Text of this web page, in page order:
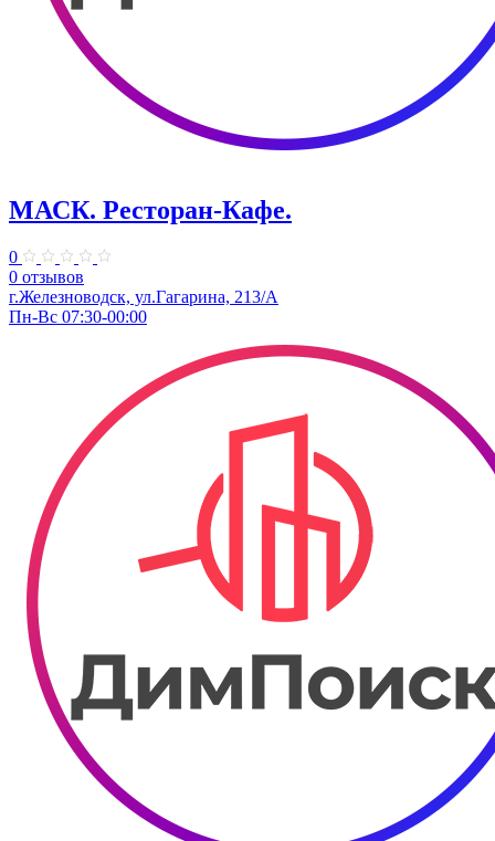
МАСК. Ресторан-Кафе.
0
0 отзывов
г.Железноводск, ул.Гагарина, 213/А
Пн-Вс 07:30-00:00